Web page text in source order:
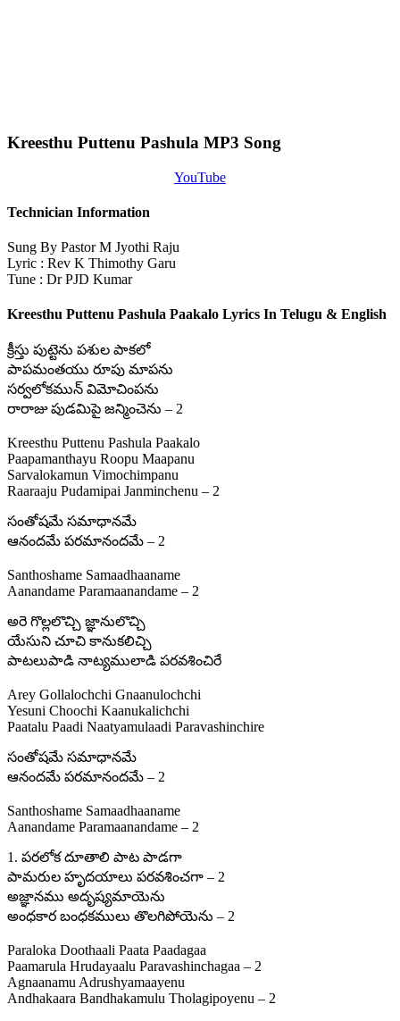
Kreesthu Puttenu Pashula MP3 Song
YouTube
Technician Information
Sung By Pastor M Jyothi Raju
Lyric : Rev K Thimothy Garu
Tune : Dr PJD Kumar
Kreesthu Puttenu Pashula Paakalo Lyrics In Telugu & English
క్రీస్తు పుట్టెను పశుల పాకలో
పాపమంతయు రూపు మాపను
సర్వలోకమున్ విమోచింపను
రారాజు పుడమిపై జన్మించెను – 2
Kreesthu Puttenu Pashula Paakalo
Paapamanthayu Roopu Maapanu
Sarvalokamun Vimochimpanu
Raaraaju Pudamipai Janminchenu – 2
సంతోషమే సమాధానమే
ఆనందమే పరమానందమే – 2
Santhoshame Samaadhaaname
Aanandame Paramaanandame – 2
అరె గొల్లలొచ్చి జ్ఞానులొచ్చి
యేసుని చూచి కానుకలిచ్చి
పాటలుపాడి నాట్యములాడి పరవశించిరే
Arey Gollalochchi Gnaanulochchi
Yesuni Choochi Kaanukalichchi
Paatalu Paadi Naatyamulaadi Paravashinchire
సంతోషమే సమాధానమే
ఆనందమే పరమానందమే – 2
Santhoshame Samaadhaaname
Aanandame Paramaanandame – 2
1. పరలోక దూతాలి పాట పాడగా
పామరుల హృదయాలు పరవశించగా – 2
అజ్ఞానము అదృష్యమాయెను
అంధకార బంధకములు తొలగిపోయెను – 2
Paraloka Doothaali Paata Paadagaa
Paamarula Hrudayaalu Paravashinchagaa – 2
Agnaanamu Adrushyamaayenu
Andhakaara Bandhakamulu Tholagipoyenu – 2